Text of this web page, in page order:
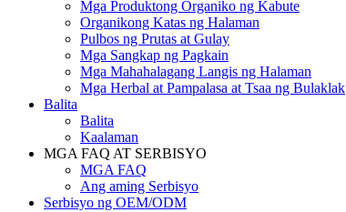
Mga Produktong Organiko ng Kabute
Organikong Katas ng Halaman
Pulbos ng Prutas at Gulay
Mga Sangkap ng Pagkain
Mga Mahahalagang Langis ng Halaman
Mga Herbal at Pampalasa at Tsaa ng Bulaklak
Balita
Balita
Kaalaman
MGA FAQ AT SERBISYO
MGA FAQ
Ang aming Serbisyo
Serbisyo ng OEM/ODM